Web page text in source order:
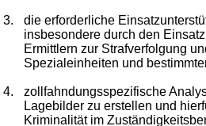
3.
die erforderliche
insbesondere durch den
Ermittlern zur Strafverfolgung
Spezialeinheiten und
4.
zollfahndungsspezifische
Lagebilder zu erstellen und
Kriminalität im